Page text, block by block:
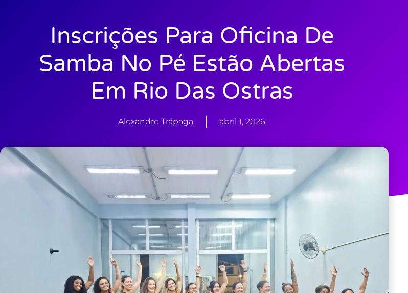
Inscrições Para Oficina De
Samba No Pé Estão Abertas
Em Rio Das Ostras
Alexandre Trápaga abril 1, 2026